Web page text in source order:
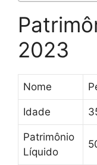
2023
Nome
Idade
Patrimônio
Líquido